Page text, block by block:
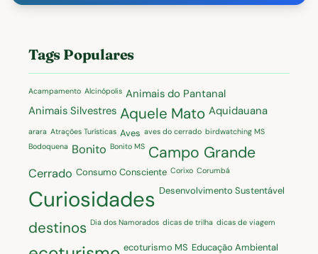
Tags Populares
Acampamento Alcinópolis Animais do Pantanal
Animais Silvestres Aquele Mato Aquidauana
arara Atrações Turísticas Aves aves do cerrado birdwatching MS
Bodoquena Bonito Bonito MS Campo Grande
Cerrado Consumo Consciente Corixo Corumbá
Curiosidades Desenvolvimento Sustentável
destinos Dia dos Namorados dicas de trilha dicas de viagem
ecoturismo MS Educação Ambiental